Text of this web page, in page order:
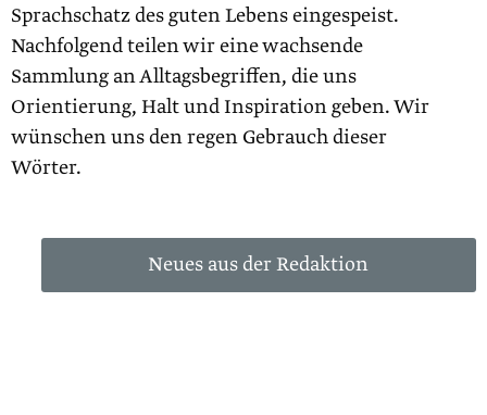
Sprachschatz des guten Lebens eingespeist.
Nachfolgend teilen wir eine wachsende
Sammlung an Alltagsbegriffen, die uns
Orientierung, Halt und Inspiration geben. Wir
wünschen uns den regen Gebrauch dieser
Wörter.
Neues aus der Redaktion